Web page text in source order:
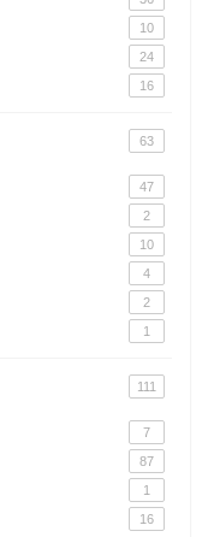
10
24
16
63
47
2
10
4
2
1
111
7
87
1
16